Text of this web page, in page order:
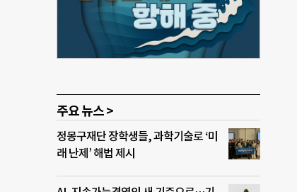
주요 뉴스 >
정몽구재단 장학생들, 과학기술로 ‘미
래 난제’ 해법 제시